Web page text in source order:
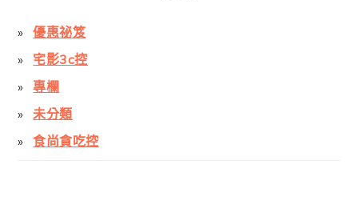
優惠祕笈
宅影3c控
專欄
未分類
食尚貪吃控